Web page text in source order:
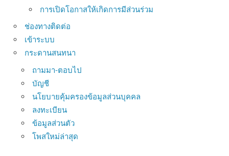
การเปิดโอกาสให้เกิดการมีส่วนร่วม
ช่องทางติดต่อ
เข้าระบบ
กระดานสนทนา
ถามมา-ตอบไป
บัญชี
นโยบายคุ้มครองข้อมูลส่วนบุคคล
ลงทะเบียน
ข้อมูลส่วนตัว
โพสใหม่ล่าสุด